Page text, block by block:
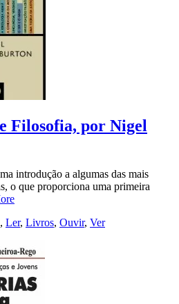
Filosofia, por Nigel
introdução a algumas das mais
o que proporciona uma primeira
, Ler, Livros, Ouvir, Ver